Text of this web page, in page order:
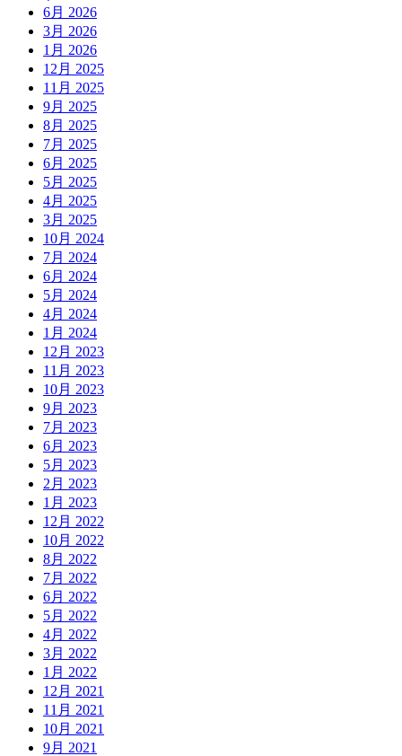
6月 2026
3月 2026
1月 2026
12月 2025
11月 2025
9月 2025
8月 2025
7月 2025
6月 2025
5月 2025
4月 2025
3月 2025
10月 2024
7月 2024
6月 2024
5月 2024
4月 2024
1月 2024
12月 2023
11月 2023
10月 2023
9月 2023
7月 2023
6月 2023
5月 2023
2月 2023
1月 2023
12月 2022
10月 2022
8月 2022
7月 2022
6月 2022
5月 2022
4月 2022
3月 2022
1月 2022
12月 2021
11月 2021
10月 2021
9月 2021